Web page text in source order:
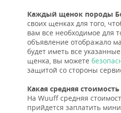
Каждый щенок породы
своих щенках для того,
вам все необходимое для
объявление отображало
будет иметь все
щенка, вы можете
защитой со стороны
Какая средняя
На Wuuff средняя
прийдется заплатить